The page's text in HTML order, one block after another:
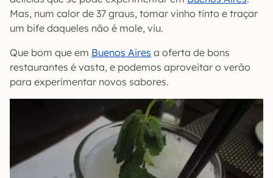
Mas, num calor de 37 graus, tomar vinho tinto e traçar
um bife daqueles não é mole, viu.
Que bom que em Buenos Aires a oferta de bons
restaurantes é vasta, e podemos aproveitar o verão
para experimentar novos sabores.